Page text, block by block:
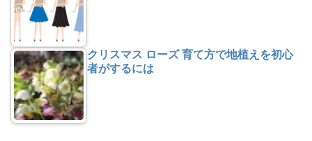
クリスマス ローズ 育て方で地植えを初心
者がするには